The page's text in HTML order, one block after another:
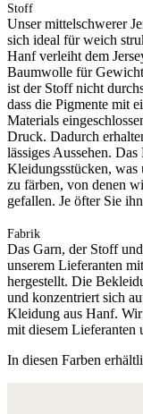
Stoff
Unser mittelschwerer
sich ideal für weich
Hanf verleiht dem
Baumwolle für
ist der Stoff nicht
dass die Pigmente mit
Materials
Druck. Dadurch
lässiges Aussehen.
Kleidungsstücken, was
zu färben, von denen
gefallen. Je öfter Sie
Fabrik
Das Garn, der Stoff
unserem Lieferanten
hergestellt. Die
und konzentriert sich
Kleidung aus Hanf. Wir
mit diesem Lieferanten
In diesen Farben